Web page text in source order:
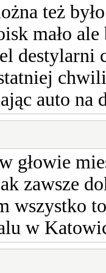
też
mało
destylarni
auto na
głowie
zawsze
wszystko
w